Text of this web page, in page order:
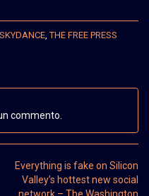
,THE FREE PRESS
commento.
Everything is fake on Silicon
Valley’s hottest new social
network – The Washington